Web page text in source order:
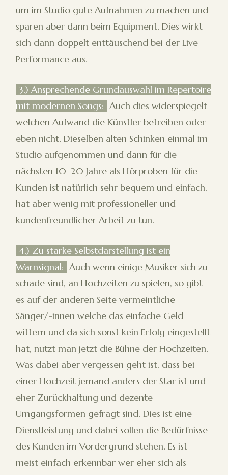
um im Studio gute Aufnahmen zu machen und
sparen aber dann beim Equipment. Dies wirkt
sich dann doppelt enttäuschend bei der Live
Performance aus.
3.) Ansprechende Grundauswahl im Repertoire
mit modernen Songs: Auch dies widerspiegelt
welchen Aufwand die Künstler betreiben oder
eben nicht. Dieselben alten Schinken einmal im
Studio aufgenommen und dann für die
nächsten 10–20 Jahre als Hörproben für die
Kunden ist natürlich sehr bequem und einfach,
hat aber wenig mit professioneller und
kundenfreundlicher Arbeit zu tun.
4.) Zu starke Selbstdarstellung ist ein
Warnsignal: Auch wenn einige Musiker sich zu
schade sind, an Hochzeiten zu spielen, so gibt
es auf der anderen Seite vermeintliche
Sänger/-innen welche das einfache Geld
wittern und da sich sonst kein Erfolg eingestellt
hat, nutzt man jetzt die Bühne der Hochzeiten.
Was dabei aber vergessen geht ist, dass bei
einer Hochzeit jemand anders der Star ist und
eher Zurückhaltung und dezente
Umgangsformen gefragt sind. Dies ist eine
Dienstleistung und dabei sollen die Bedürfnisse
des Kunden im Vordergrund stehen. Es ist
meist einfach erkennbar wer eher sich als